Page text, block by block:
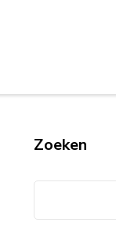
Zoeken